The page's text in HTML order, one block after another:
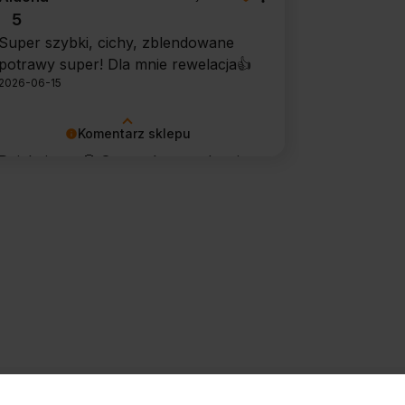
potwierdził swoją skuteczność.
Komentarz sklepu
Dziękujemy 🙂 Super, że urządzenie
5
Super szybki, cichy, zblendowane
potrawy super! Dla mnie rewelacja👍️
2026-06-15